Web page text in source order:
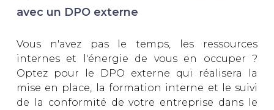
avec un DPO externe
Vous n'avez pas le temps, les ressources
internes et l'énergie de vous en occuper ?
Optez pour le DPO externe qui réalisera la
mise en place, la formation interne et le suivi
de la conformité de votre entreprise dans le